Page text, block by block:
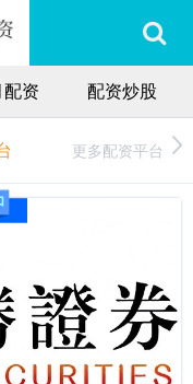
资 配资炒股
更多配资平台